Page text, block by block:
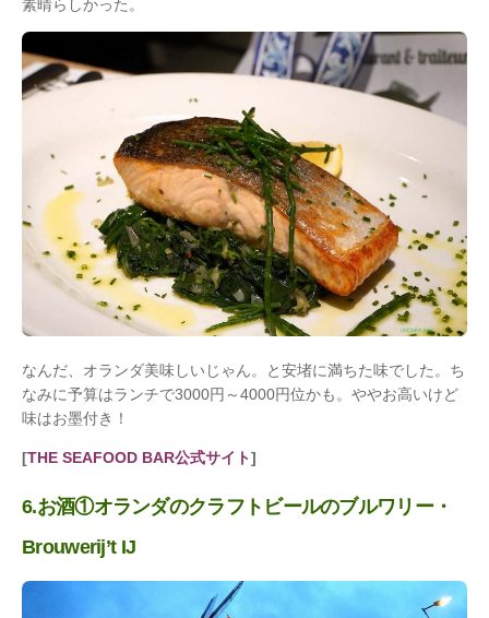
素晴らしかった。
なんだ、オランダ美味しいじゃん。と安堵に満ちた味でした。ち
なみに予算はランチで3000円～4000円位かも。ややお高いけど
味はお墨付き！
[THE SEAFOOD BAR公式サイト]
6.お酒①オランダのクラフトビールのブルワリー・
Brouwerij’t IJ